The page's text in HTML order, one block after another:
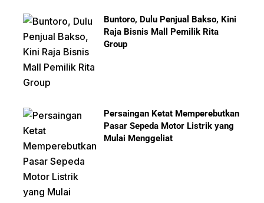
Buntoro, Dulu Penjual Bakso, Kini
Raja Bisnis Mall Pemilik Rita
Group
Persaingan Ketat Memperebutkan
Pasar Sepeda Motor Listrik yang
Mulai Menggeliat